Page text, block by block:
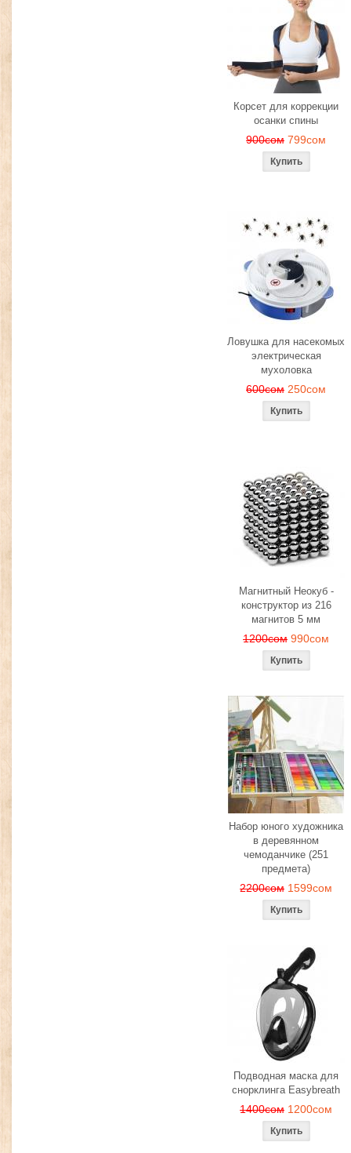
Корсет для коррекции
осанки спины
900сом 799сом
Ловушка для насекомых
электрическая
мухоловка
600сом 250сом
Магнитный Неокуб -
конструктор из 216
магнитов 5 мм
1200сом 990сом
Набор юного художника
в деревянном
чемоданчике (251
предмета)
2200сом 1599сом
Подводная маска для
снорклинга Easybreath
1400сом 1200сом